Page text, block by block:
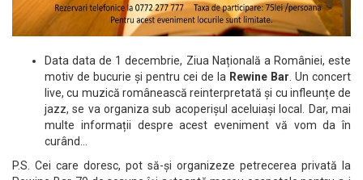
Data data de 1 decembrie, Ziua Națională a României, este
motiv de bucurie și pentru cei de la Rewine Bar . Un concert
live, cu muzică românească reinterpretată și cu infleunțe de
jazz, se va organiza sub acoperișul aceluiași local. Dar, mai
multe informații despre acest eveniment vă vom da în
curând…
P.S. Cei care doresc, pot să-și organizeze petrecerea privată la